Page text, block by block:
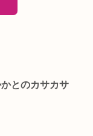
とのカサカサ